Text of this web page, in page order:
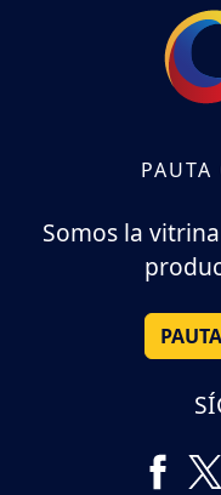
PAUTA
Somos la